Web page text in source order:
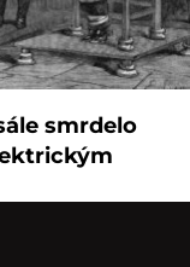
smrdelo